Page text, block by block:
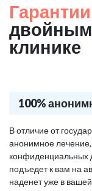
двойным
клинике
100%
В отличие от
анонимное лечение,
конфиденциальных
подъедет к вам на
наденет уже в